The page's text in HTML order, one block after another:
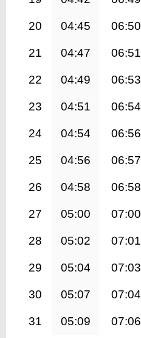
20 04:45 06:50
21 04:47 06:51
22 04:49 06:53
23 04:51 06:54
24 04:54 06:56
25 04:56 06:57
26 04:58 06:58
27 05:00 07:00
28 05:02 07:01
29 05:04 07:03
30 05:07 07:04
31 05:09 07:06